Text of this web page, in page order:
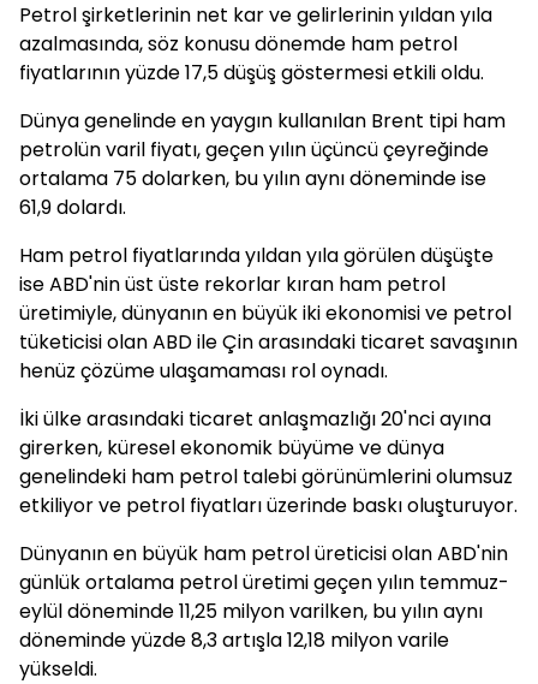
Petrol şirketlerinin net kar ve gelirlerinin yıldan yıla
azalmasında, söz konusu dönemde ham petrol
fiyatlarının yüzde 17,5 düşüş göstermesi etkili oldu.
Dünya genelinde en yaygın kullanılan Brent tipi ham
petrolün varil fiyatı, geçen yılın üçüncü çeyreğinde
ortalama 75 dolarken, bu yılın aynı döneminde ise
61,9 dolardı.
Ham petrol fiyatlarında yıldan yıla görülen düşüşte
ise ABD'nin üst üste rekorlar kıran ham petrol
üretimiyle, dünyanın en büyük iki ekonomisi ve petrol
tüketicisi olan ABD ile Çin arasındaki ticaret savaşının
henüz çözüme ulaşamaması rol oynadı.
İki ülke arasındaki ticaret anlaşmazlığı 20'nci ayına
girerken, küresel ekonomik büyüme ve dünya
genelindeki ham petrol talebi görünümlerini olumsuz
etkiliyor ve petrol fiyatları üzerinde baskı oluşturuyor.
Dünyanın en büyük ham petrol üreticisi olan ABD'nin
günlük ortalama petrol üretimi geçen yılın temmuz-
eylül döneminde 11,25 milyon varilken, bu yılın aynı
döneminde yüzde 8,3 artışla 12,18 milyon varile
yükseldi.